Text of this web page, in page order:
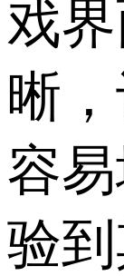
戏
晰
容
验